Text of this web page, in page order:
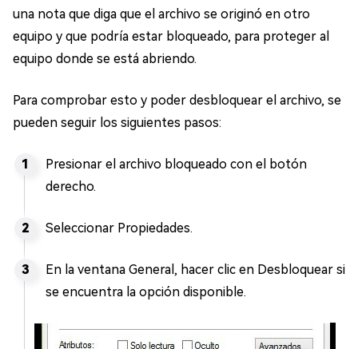
una nota que diga que el archivo se originó en otro
equipo y que podría estar bloqueado, para proteger al
equipo donde se está abriendo.
Para comprobar esto y poder desbloquear el archivo, se
pueden seguir los siguientes pasos:
Presionar el archivo bloqueado con el botón
derecho.
Seleccionar Propiedades.
En la ventana General, hacer clic en Desbloquear si
se encuentra la opción disponible.